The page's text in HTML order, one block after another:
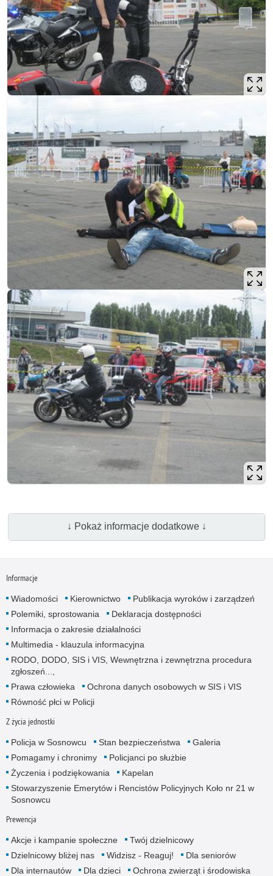
↓ Pokaż informacje dodatkowe ↓
Informacje
Wiadomości Kierownictwo
Publikacja wyroków i zarządzeń
Polemiki, sprostowania
Deklaracja dostępności
Informacja o zakresie działalności
Multimedia - klauzula informacyjna
RODO, DODO, SIS i VIS, Wewnętrzna i zewnętrzna procedura
zgłoszeń...,
Prawa człowieka
Ochrona danych osobowych w SIS i VIS
Równość płci w Policji
Z życia jednostki
Policja w Sosnowcu Stan bezpieczeństwa
Galeria
Pomagamy i chronimy
Policjanci po służbie
Życzenia i podziękowania
Kapelan
Stowarzyszenie Emerytów i Rencistów Policyjnych Koło nr 21 w
Sosnowcu
Prewencja
Akcje i kampanie społeczne
Twój dzielnicowy
Dzielnicowy bliżej nas
Widzisz - Reaguj!
Dla seniorów
Dla internautów
Dla dzieci
Ochrona zwierząt i środowiska